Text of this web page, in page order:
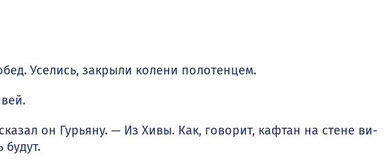
Уселись, закрыли колени полотенцем.
он Гурьяну. — Из Хивы. Как, говорит, кафтан на стене ви­
будут.